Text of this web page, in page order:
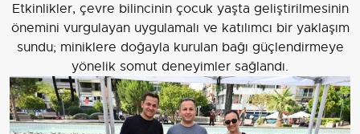
Etkinlikler, çevre bilincinin çocuk yaşta geliştirilmesinin
önemini vurgulayan uygulamalı ve katılımcı bir yaklaşım
sundu; miniklere doğayla kurulan bağı güçlendirmeye
yönelik somut deneyimler sağlandı.